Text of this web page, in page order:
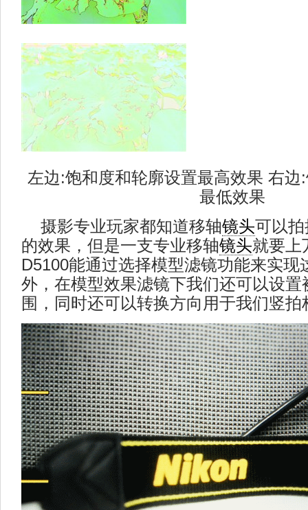
左边:饱和度和轮廓设置最高效果 右边
最低效果
摄影专业玩家都知道移轴镜头可以
的效果，但是一支专业移轴镜头就要上
D5100能通过选择模型滤镜功能来实现
外，在模型效果滤镜下我们还可以设置
围，同时还可以转换方向用于我们竖拍